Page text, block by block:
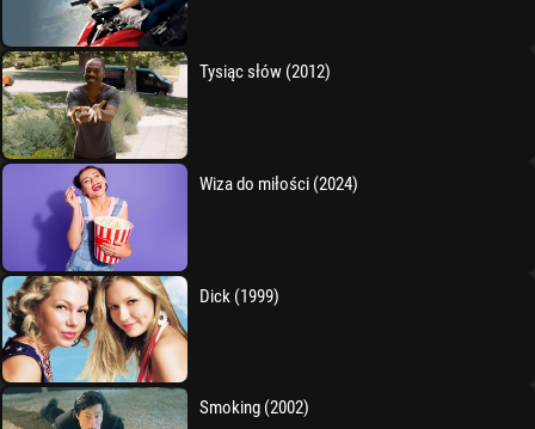
Tysiąc słów (2012)
Wiza do miłości (2024)
Dick (1999)
Smoking (2002)